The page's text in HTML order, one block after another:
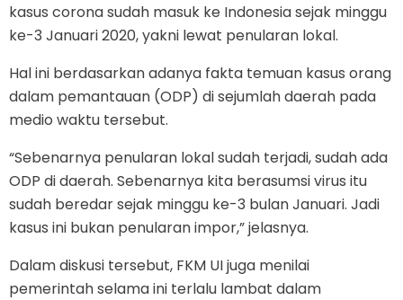
kasus corona sudah masuk ke Indonesia sejak minggu
ke-3 Januari 2020, yakni lewat penularan lokal.
Hal ini berdasarkan adanya fakta temuan kasus orang
dalam pemantauan (ODP) di sejumlah daerah pada
medio waktu tersebut.
“Sebenarnya penularan lokal sudah terjadi, sudah ada
ODP di daerah. Sebenarnya kita berasumsi virus itu
sudah beredar sejak minggu ke-3 bulan Januari. Jadi
kasus ini bukan penularan impor,” jelasnya.
Dalam diskusi tersebut, FKM UI juga menilai
pemerintah selama ini terlalu lambat dalam